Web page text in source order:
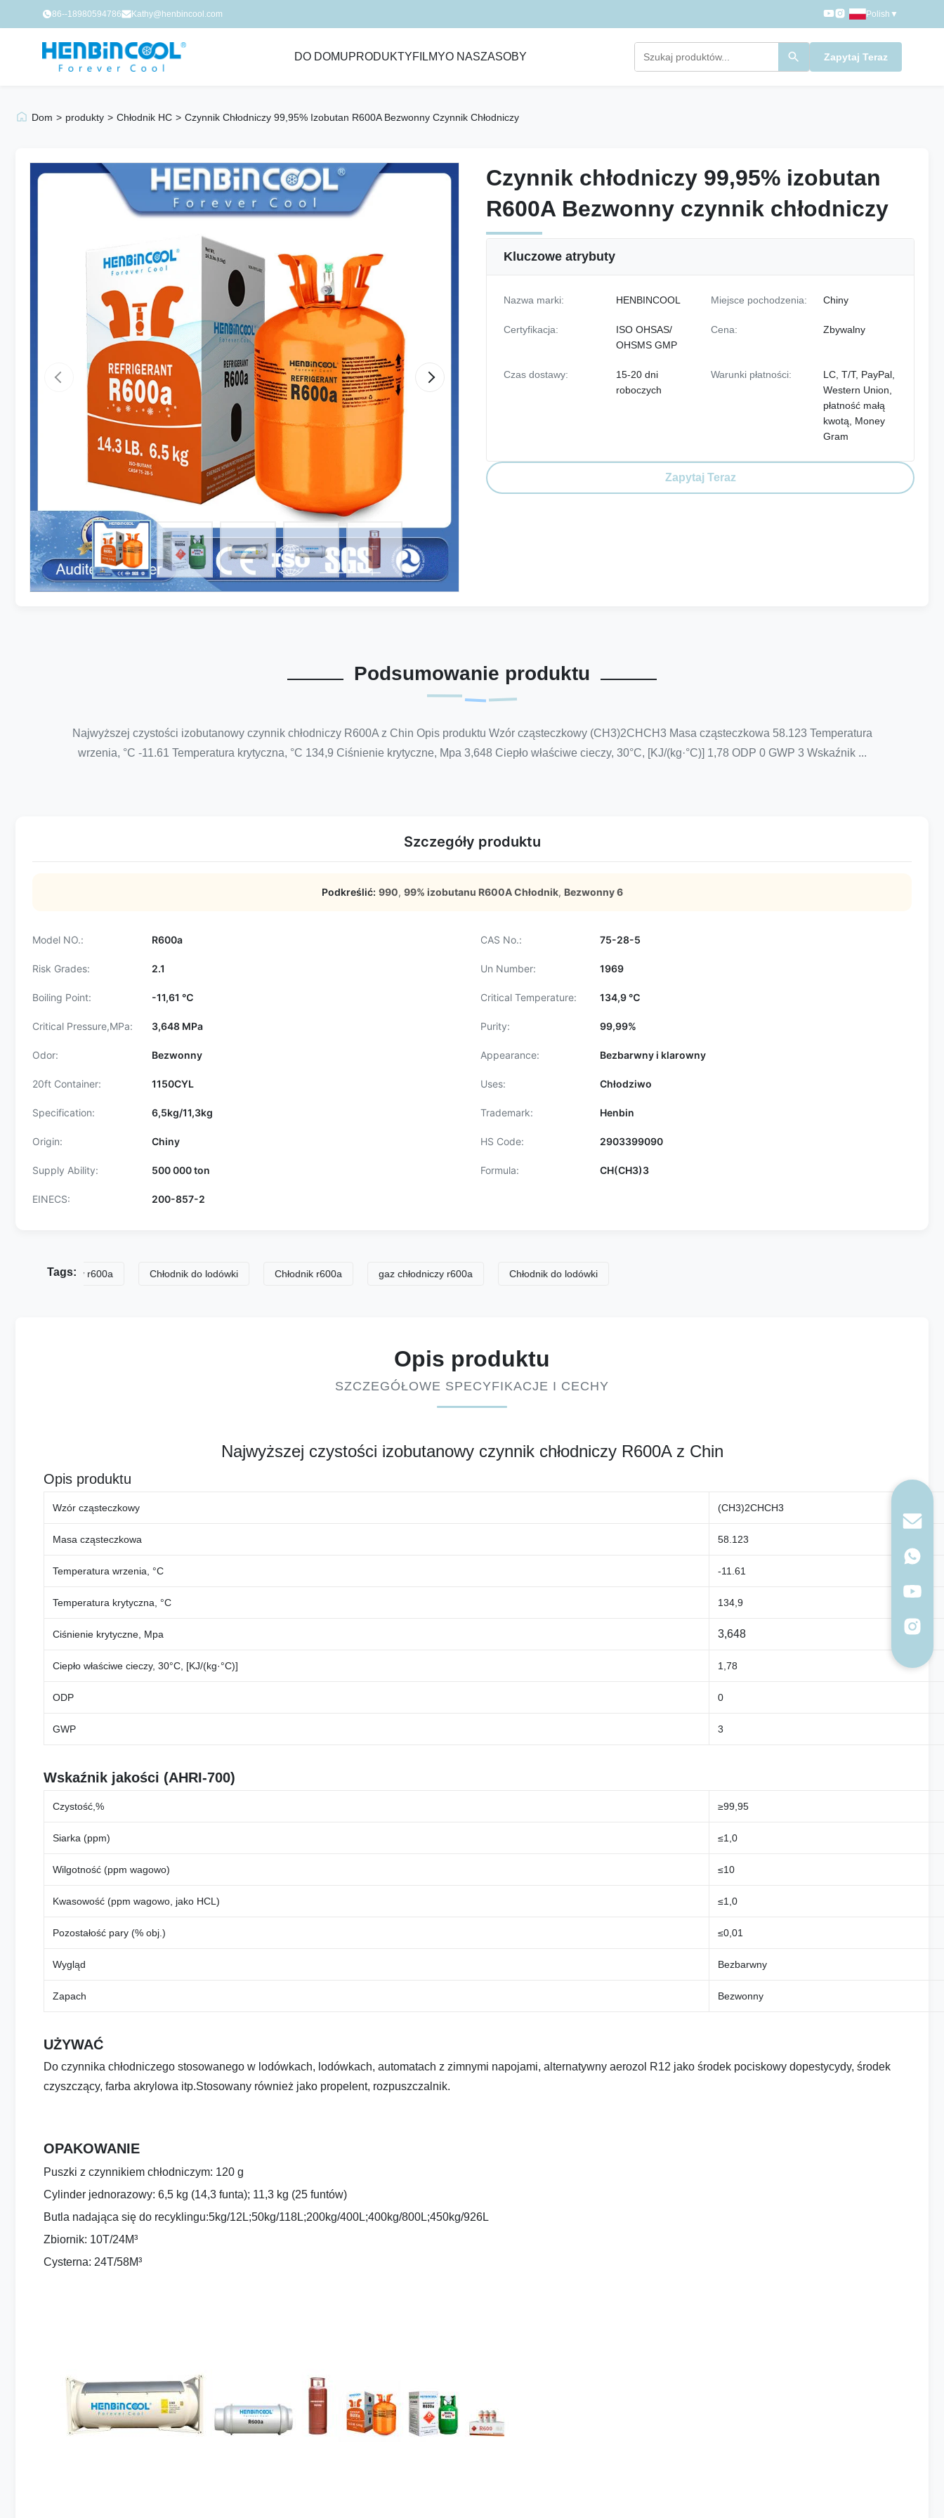
86--18980594786 Kathy@henbincool.com Polish ▼
DO DOMUPRODUKTYFILMYO NASZASOBY Zapytaj Teraz
Dom > produkty > Chłodnik HC > Czynnik Chłodniczy 99,95% Izobutan R600A Bezwonny Czynnik Chłodniczy
Czynnik chłodniczy 99,95% izobutan
R600A Bezwonny czynnik chłodniczy
Czynnik chłodniczy 99,95% izobutan
R600A Bezwonny czynnik chłodniczy
Kluczowe atrybuty
Nazwa marki: HENBINCOOL Miejsce pochodzenia: Chiny
Certyfikacja:
ISO OHSAS/
OHSMS GMP
Cena: Zbywalny
Czas dostawy:
15-20 dni
roboczych
Warunki płatności:
LC, T/T, PayPal,
Western Union,
płatność małą
kwotą, Money
Gram
Zapytaj Teraz
Podsumowanie produktu
Najwyższej czystości izobutanowy czynnik chłodniczy R600A z Chin Opis produktu Wzór cząsteczkowy (CH3)2CHCH3 Masa cząsteczkowa 58.123 Temperatura
wrzenia, °C -11.61 Temperatura krytyczna, °C 134,9 Ciśnienie krytyczne, Mpa 3,648 Ciepło właściwe cieczy, 30°C, [KJ/(kg·°C)] 1,78 ODP 0 GWP 3 Wskaźnik ...
Szczegóły produktu
Podkreślić: 990, 99% izobutanu R600A Chłodnik, Bezwonny 6
Model NO.: R600a CAS No.: 75-28-5
Risk Grades: 2.1 Un Number: 1969
Boiling Point: -11,61 ℃ Critical Temperature: 134,9 ℃
Critical Pressure,MPa: 3,648 MPa Purity: 99,99%
Odor: Bezwonny Appearance: Bezbarwny i klarowny
20ft Container: 1150CYL Uses: Chłodziwo
Specification: 6,5kg/11,3kg Trademark: Henbin
Origin: Chiny HS Code: 2903399090
Supply Ability: 500 000 ton Formula: CH(CH3)3
EINECS: 200-857-2
Tags:
chłodniczy r600a Chłodnik do lodówki Chłodnik r600a gaz chłodniczy r600a Chłodnik do lodówki
Opis produktu
SZCZEGÓŁOWE SPECYFIKACJE I CECHY
Najwyższej czystości izobutanowy czynnik chłodniczy R600A z Chin
Opis produktu
Wzór cząsteczkowy (CH3)2CHCH3
Masa cząsteczkowa 58.123
Temperatura wrzenia, °C -11.61
Temperatura krytyczna, °C 134,9
Ciśnienie krytyczne, Mpa 3,648
Ciepło właściwe cieczy, 30°C, [KJ/(kg·°C)] 1,78
ODP 0
GWP 3
Wskaźnik jakości (AHRI-700)
Czystość,% ≥99,95
Siarka (ppm) ≤1,0
Wilgotność (ppm wagowo) ≤10
Kwasowość (ppm wagowo, jako HCL) ≤1,0
Pozostałość pary (% obj.) ≤0,01
Wygląd Bezbarwny
Zapach Bezwonny
UŻYWAĆ
Do czynnika chłodniczego stosowanego w lodówkach, lodówkach, automatach z zimnymi napojami, alternatywny aerozol R12 jako środek pociskowy dopestycydy, środek
czyszczący, farba akrylowa itp.Stosowany również jako propelent, rozpuszczalnik.
OPAKOWANIE
Puszki z czynnikiem chłodniczym: 120 g
Cylinder jednorazowy: 6,5 kg (14,3 funta); 11,3 kg (25 funtów)
Butla nadająca się do recyklingu:5kg/12L;50kg/118L;200kg/400L;400kg/800L;450kg/926L
Zbiornik: 10T/24M³
Cysterna: 24T/58M³